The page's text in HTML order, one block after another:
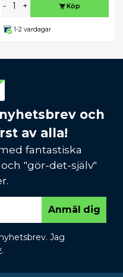
- + Köp
1-2 vardagar
och
av alla!
fantastiska
"gör-det-själv"
Anmäl dig
Jag
.